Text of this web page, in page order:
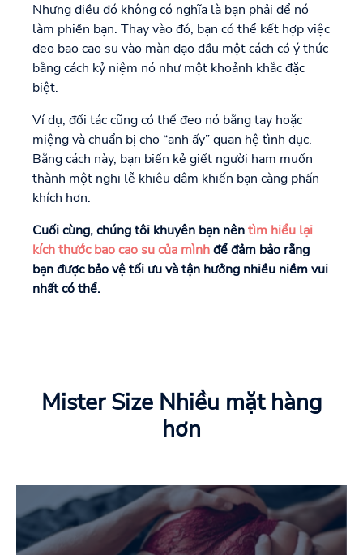
Nhưng điều đó không có nghĩa là bạn phải để nó
làm phiền bạn. Thay vào đó, bạn có thể kết hợp việc
đeo bao cao su vào màn dạo đầu một cách có ý thức
bằng cách kỷ niệm nó như một khoảnh khắc đặc
biệt.
Ví dụ, đối tác cũng có thể đeo nó bằng tay hoặc
miệng và chuẩn bị cho “anh ấy” quan hệ tình dục.
Bằng cách này, bạn biến kẻ giết người ham muốn
thành một nghi lễ khiêu dâm khiến bạn càng phấn
khích hơn.
Cuối cùng, chúng tôi khuyên bạn nêntìm hiểu lại
kích thước bao cao su của mìnhđể đảm bảo rằng
bạn được bảo vệ tối ưu và tận hưởng nhiều niềm vui
nhất có thể.
Mister Size Nhiều mặt hàng
hơn